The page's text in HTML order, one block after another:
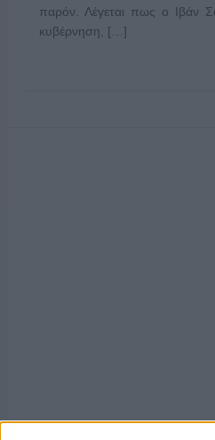
παρόν. Λέγεται πως ο Ιβάν
κυβέρνηση, […]